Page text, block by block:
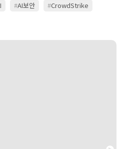
#AI보안 #CrowdStrike